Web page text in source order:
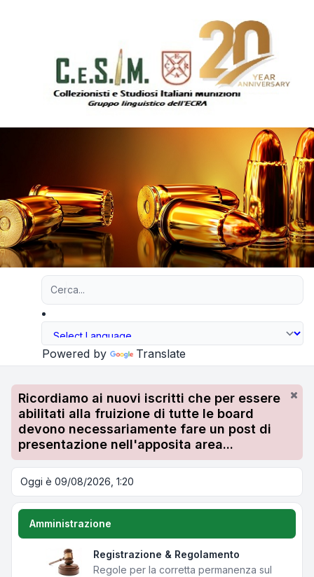
Powered by Translate
Ricordiamo ai nuovi iscritti che per essere
abilitati alla fruizione di tutte le board
devono necessariamente fare un post di
presentazione nell'apposita area...
Oggi è 09/08/2026, 1:20
Amministrazione
Registrazione & Regolamento
Regole per la corretta permanenza sul